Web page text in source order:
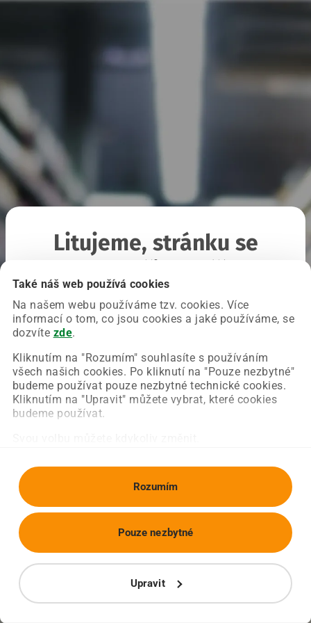
Také náš web používá cookies
Na našem webu používáme tzv. cookies. Více
informací o tom, co jsou cookies a jaké používáme, se
dozvíte zde.
Kliknutím na "Rozumím" souhlasíte s používáním
všech našich cookies. Po kliknutí na "Pouze nezbytné"
budeme používat pouze nezbytné technické cookies.
Kliknutím na "Upravit" můžete vybrat, které cookies
budeme používat.
Rozumím
Upravit
Pouze nezbytné
Litujeme, stránku se
Chyba nastala na naší straně a už ji opravujeme.
Zkuste prosím znovu načíst požadovanou stránku.
Obnovit stránku Úvodní strana